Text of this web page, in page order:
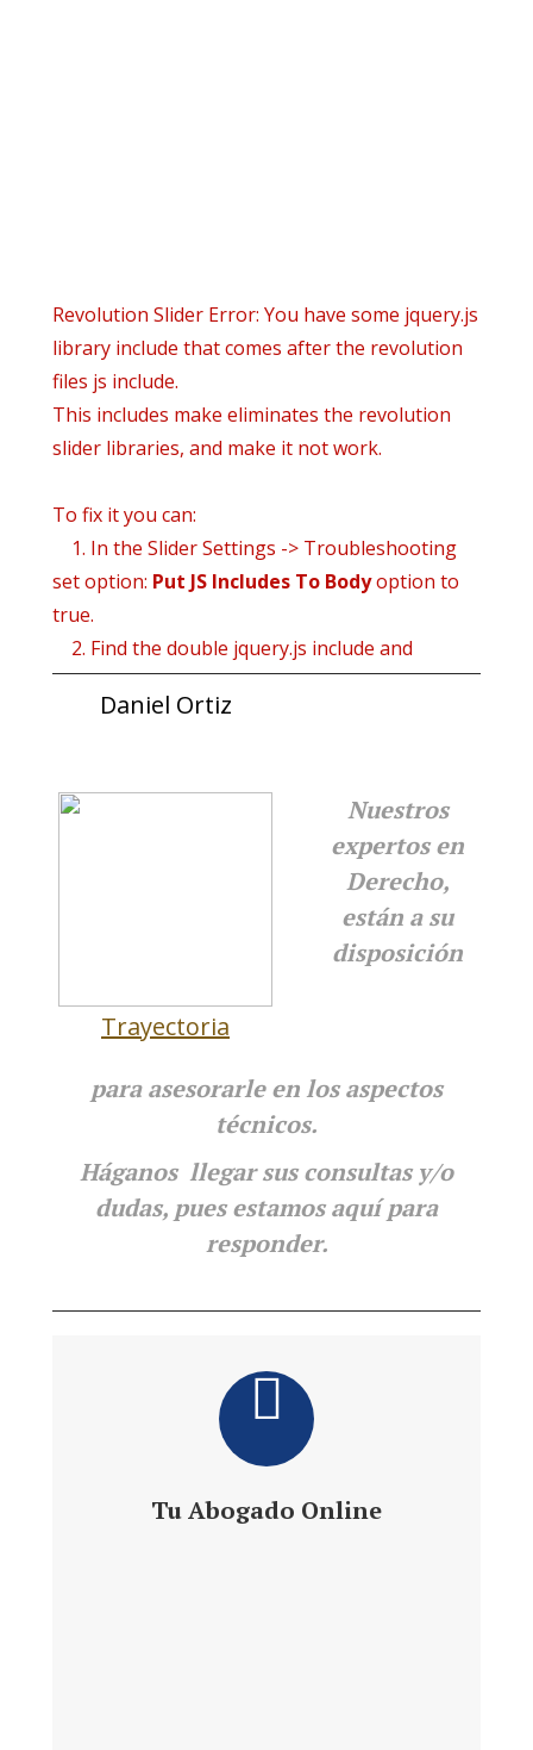
Revolution Slider Error: You have some jquery.js
library include that comes after the revolution
files js include.
This includes make eliminates the revolution
slider libraries, and make it not work.
To fix it you can:
1. In the Slider Settings -> Troubleshooting
set option: Put JS Includes To Bodyoption to
true.
2. Find the double jquery.js include and
remove it.
Daniel Ortiz
Trayectoria
Nuestros
expertos en
Derecho,
están a su
disposición
paraasesorarle en los aspectos
técnicos.
Háganos llegar sus consultas y/o
dudas, pues estamos aquí para
responder.
Tu Abogado Online